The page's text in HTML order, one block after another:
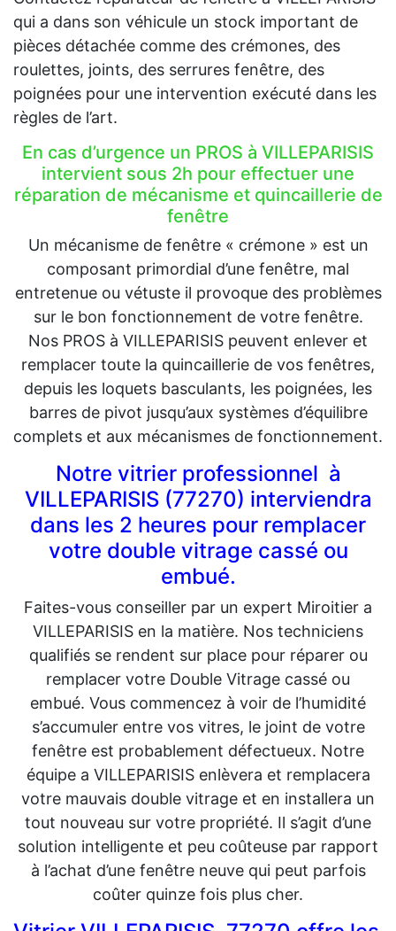
qui a dans son véhicule un stock important de
pièces détachée comme des crémones, des
roulettes, joints, des serrures fenêtre, des
poignées pour une intervention exécuté dans les
règles de l’art.
En cas d’urgence un PROS à VILLEPARISIS
intervient sous 2h pour effectuer une
réparation de mécanisme et quincaillerie de
fenêtre
Un mécanisme de fenêtre « crémone » est un
composant primordial d’une fenêtre, mal
entretenue ou vétuste il provoque des problèmes
sur le bon fonctionnement de votre fenêtre.
Nos PROS à VILLEPARISIS peuvent enlever et
remplacer toute la quincaillerie de vos fenêtres,
depuis les loquets basculants, les poignées, les
barres de pivot jusqu’aux systèmes d’équilibre
complets et aux mécanismes de fonctionnement.
Notre vitrier professionnel à
VILLEPARISIS (77270) interviendra
dans les 2 heures pour remplacer
votre double vitrage cassé ou
embué.
Faites-vous conseiller par un expert Miroitier a
VILLEPARISIS en la matière. Nos techniciens
qualifiés se rendent sur place pour réparer ou
remplacer votre Double Vitrage cassé ou
embué. Vous commencez à voir de l’humidité
s’accumuler entre vos vitres, le joint de votre
fenêtre est probablement défectueux. Notre
équipe a VILLEPARISIS enlèvera et remplacera
votre mauvais double vitrage et en installera un
tout nouveau sur votre propriété. Il s’agit d’une
solution intelligente et peu coûteuse par rapport
à l’achat d’une fenêtre neuve qui peut parfois
coûter quinze fois plus cher.